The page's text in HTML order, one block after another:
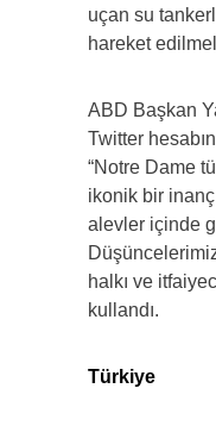
uçan su
hareket
ABD Başkan
Twitter
“Notre Dame
ikonik bir inanç
alevler içinde
halkı ve
kullandı.
Türkiye